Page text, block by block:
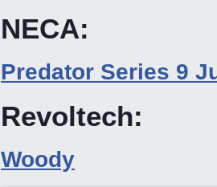
NECA:
Predator Series 9
Revoltech:
Woody